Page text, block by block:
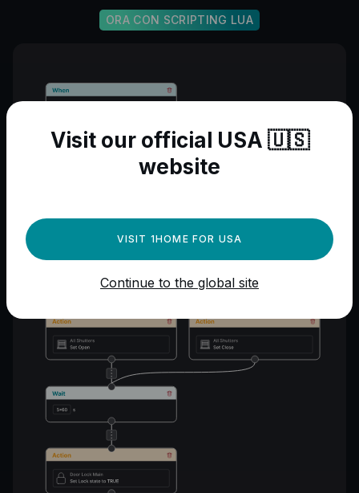
ORA CON SCRIPTING LUA
Visit our official USA 🇺🇸
website
VISIT 1HOME FOR USA
Continue to the global site